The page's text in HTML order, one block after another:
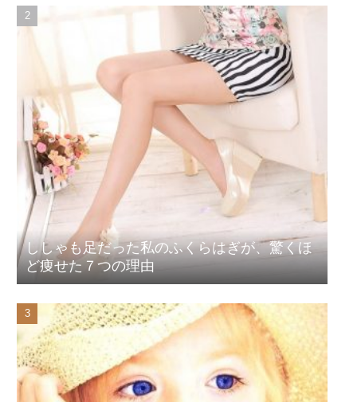
ししゃも足だった私のふくらはぎが、驚くほ
ど痩せた７つの理由